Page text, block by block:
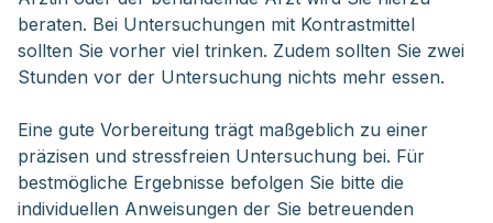
beraten. Bei Untersuchungen mit Kontrastmittel
sollten Sie vorher viel trinken. Zudem sollten Sie zwei
Stunden vor der Untersuchung nichts mehr essen.
Eine gute Vorbereitung trägt maßgeblich zu einer
präzisen und stressfreien Untersuchung bei. Für
bestmögliche Ergebnisse befolgen Sie bitte die
individuellen Anweisungen der Sie betreuenden